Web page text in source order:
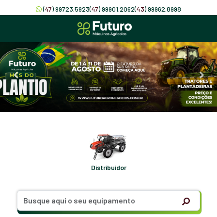
(47) 99723.5923(47) 99901.2062(43) 99962.8998
Distribuidor